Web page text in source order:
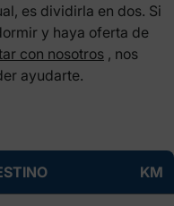
es dividirla en dos. Si
y haya oferta de
con nosotros , nos
ayudarte.
KM